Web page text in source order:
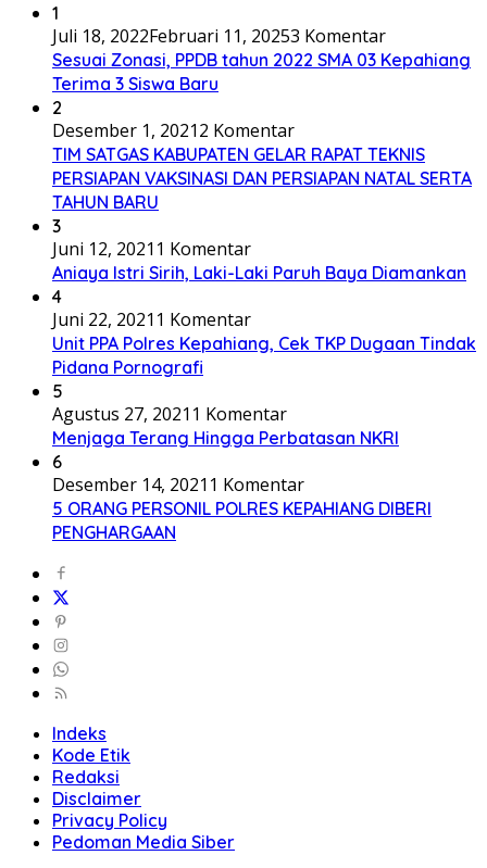
1
Juli 18, 2022Februari 11, 20253 Komentar
Sesuai Zonasi, PPDB tahun 2022 SMA 03 Kepahiang
Terima 3 Siswa Baru
2
Desember 1, 20212 Komentar
TIM SATGAS KABUPATEN GELAR RAPAT TEKNIS
PERSIAPAN VAKSINASI DAN PERSIAPAN NATAL SERTA
TAHUN BARU
3
Juni 12, 2021 1 Komentar
Aniaya Istri Sirih, Laki-Laki Paruh Baya Diamankan
4
Juni 22, 2021 1 Komentar
Unit PPA Polres Kepahiang, Cek TKP Dugaan Tindak
Pidana Pornografi
5
Agustus 27, 2021 1 Komentar
Menjaga Terang Hingga Perbatasan NKRI
6
Desember 14, 2021 1 Komentar
5 ORANG PERSONIL POLRES KEPAHIANG DIBERI
PENGHARGAAN
Indeks
Kode Etik
Redaksi
Disclaimer
Privacy Policy
Pedoman Media Siber